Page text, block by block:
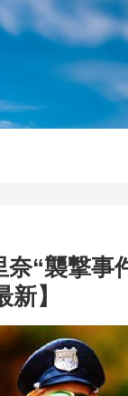
奈“襲撃
】